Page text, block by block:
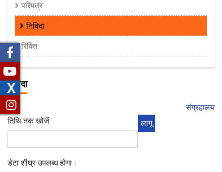
परिपत्र
निविदा
रिक्ति
निविदा
संग्रहालय
तिथि तक खोजें
डेटा शीघ्र उपलब्ध होगा।
X